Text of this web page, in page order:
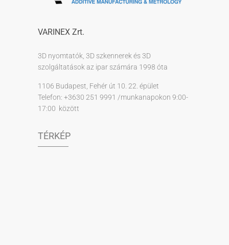
VARINEX Zrt.
3D nyomtatók, 3D szkennerek és 3D
szolgáltatások az ipar számára 1998 óta
1106 Budapest, Fehér út 10. 22. épület
Telefon: +3630 251 9991 /munkanapokon 9:00-
17:00 között
TÉRKÉP